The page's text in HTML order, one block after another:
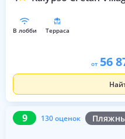
в лобби терраса
от 56
9 130 оценок
9 130 оценок